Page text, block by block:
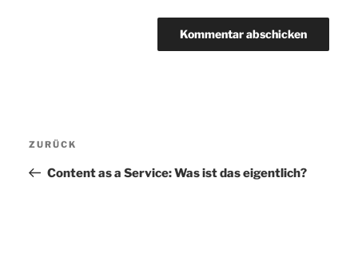
Vorheriger
Beitrag
ZURÜCK
Content as a Service: Was ist das eigentlich?